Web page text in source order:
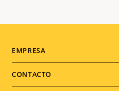
Footer
menu
EMPRESA
CONTACTO